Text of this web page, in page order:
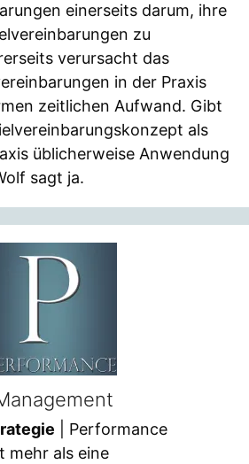
einerseits darum, ihre
zu
verursacht das
in der Praxis
zeitlichen Aufwand. Gibt
als
üblicherweise Anwendung
sagt ja.
| Performance
mehr als eine